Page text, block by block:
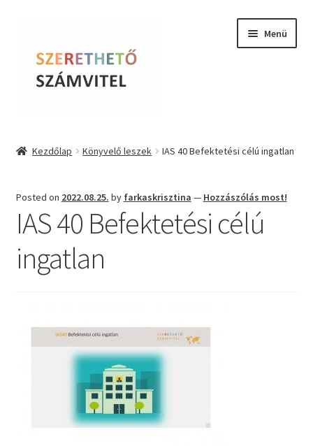
navigációhoz
tartalomba
Menü
Farkas Krisztina
Kezdőlap Könyvelő leszek IAS 40 Befektetési célú ingatlan
Posted on 2022.08.25. by farkaskrisztina — Hozzászólás most!
IAS 40 Befektetési célú
ingatlan